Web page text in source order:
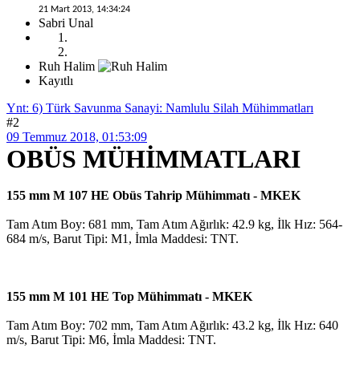
21 Mart 2013, 14:34:24
Sabri Unal
Ruh Halim
Kayıtlı
Ynt: 6) Türk Savunma Sanayi: Namlulu Silah Mühimmatları
#2
09 Temmuz 2018, 01:53:09
OBÜS MÜHİMMATLARI
155 mm M 107 HE Obüs Tahrip Mühimmatı - MKEK
Tam Atım Boy: 681 mm, Tam Atım Ağırlık: 42.9 kg, İlk Hız: 564-
684 m/s, Barut Tipi: M1, İmla Maddesi: TNT.
155 mm M 101 HE Top Mühimmatı - MKEK
Tam Atım Boy: 702 mm, Tam Atım Ağırlık: 43.2 kg, İlk Hız: 640
m/s, Barut Tipi: M6, İmla Maddesi: TNT.